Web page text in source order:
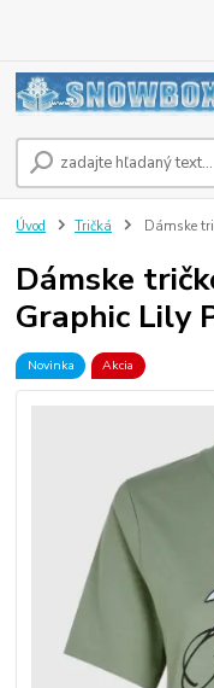
Úvod Tričká Dámske
Dámske
Graphic Lily
Novinka Akcia